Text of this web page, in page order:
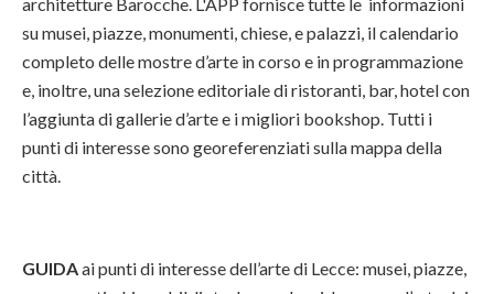
su musei, piazze, monumenti, chiese, e palazzi, il calendario
completo delle mostre d’arte in corso e in programmazione
e, inoltre, una selezione editoriale di ristoranti, bar, hotel con
l’aggiunta di gallerie d’arte e i migliori bookshop. Tutti i
punti di interesse sono georeferenziati sulla mappa della
città.
GUIDAai punti di interesse dell’arte di Lecce: musei, piazze,